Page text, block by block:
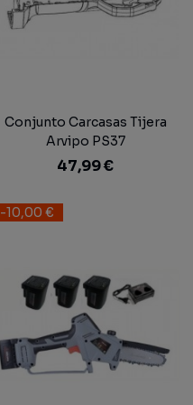
Conjunto Carcasas Tijera
Arvipo PS37
47,99 €
-10,00 €